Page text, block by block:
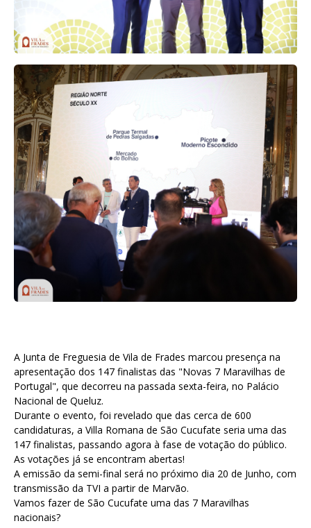
A Junta de Freguesia de Vila de Frades marcou presença na
apresentação dos 147 finalistas das "Novas 7 Maravilhas de
Portugal", que decorreu na passada sexta-feira, no Palácio
Nacional de Queluz.
Durante o evento, foi revelado que das cerca de 600
candidaturas, a Villa Romana de São Cucufate seria uma das
147 finalistas, passando agora à fase de votação do público.
As votações já se encontram abertas!
A emissão da semi-final será no próximo dia 20 de Junho, com
transmissão da TVI a partir de Marvão.
Vamos fazer de São Cucufate uma das 7 Maravilhas
nacionais?